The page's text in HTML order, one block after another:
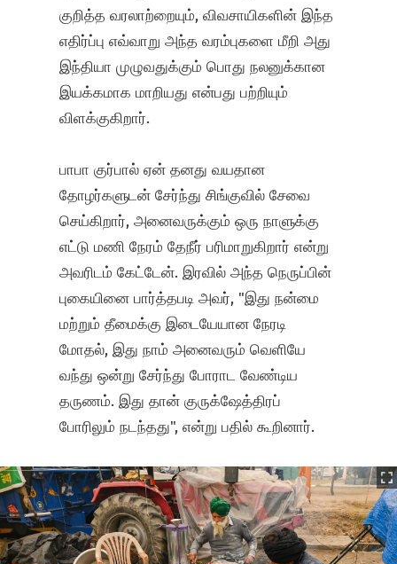
குறித்த வரலாற்றையும், விவசாயிகளின் இந்த
எதிர்ப்பு எவ்வாறு அந்த வரம்புகளை மீறி அது
இந்தியா முழுவதுக்கும் பொது நலனுக்கான
இயக்கமாக மாறியது என்பது பற்றியும்
விளக்குகிறார்.
பாபா குர்பால் ஏன் தனது வயதான
தோழர்களுடன் சேர்ந்து சிங்குவில் சேவை
செய்கிறார், அனைவருக்கும் ஒரு நாளுக்கு
எட்டு மணி நேரம் தேநீர் பரிமாறுகிறார் என்று
அவரிடம் கேட்டேன். இரவில் அந்த நெருப்பின்
புகையினை பார்த்தபடி அவர், "இது நன்மை
மற்றும் தீமைக்கு இடையேயான நேரடி
மோதல், இது நாம் அனைவரும் வெளியே
வந்து ஒன்று சேர்ந்து போராட வேண்டிய
தருணம். இது தான் குருக்ஷேத்திரப்
போரிலும் நடந்தது", என்று பதில் கூறினார்.